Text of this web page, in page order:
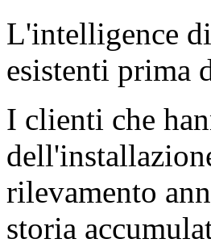
L'intelligence
esistenti prima
I clienti che
rilevamento
storia